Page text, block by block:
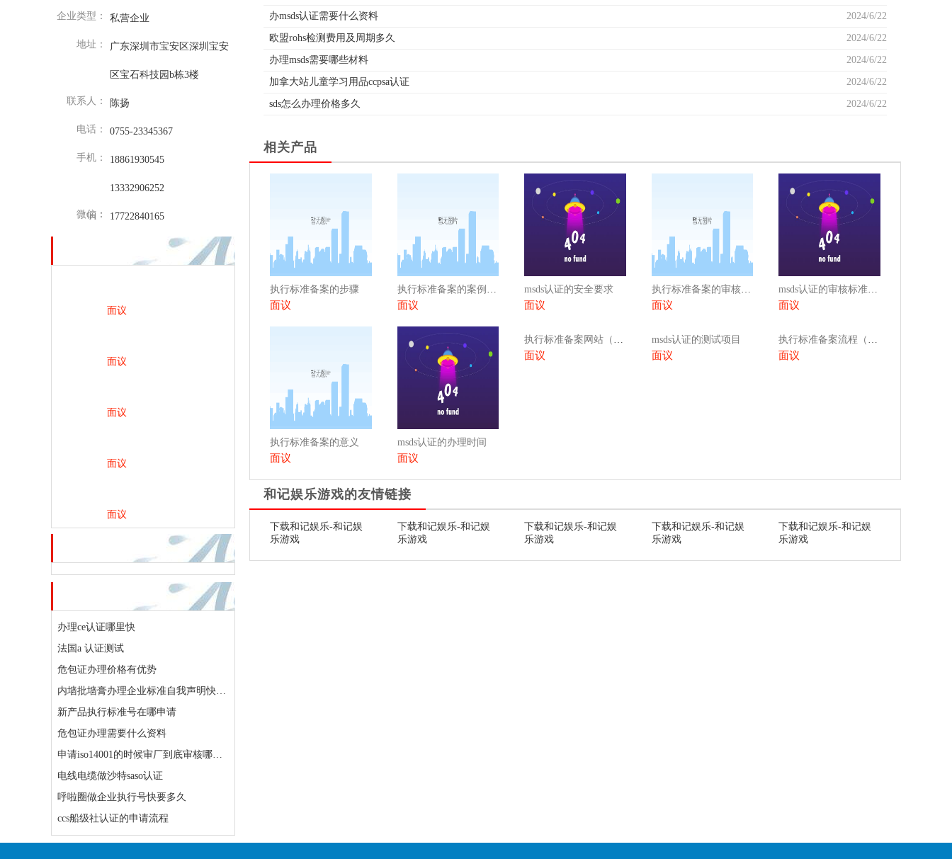
办msds认证需要什么资料 2024/6/22
欧盟rohs检测费用及周期多久 2024/6/22
办理msds需要哪些材料 2024/6/22
加拿大站儿童学习用品ccpsa认证 2024/6/22
sds怎么办理价格多久 2024/6/22
相关产品
执行标准备案的步骤
面议
执行标准备案的案例分析
面议
msds认证的安全要求
面议
执行标准备案的审核流程
面议
msds认证的审核标准和要求
面议
执行标准备案的意义
面议
msds认证的办理时间
面议
执行标准备案网站（执行标准备案网站）
面议
msds认证的测试项目
面议
执行标准备案流程（执行标准备案流程图）
面议
和记娱乐游戏的友情链接
下载和记娱乐-和记娱
乐游戏
下载和记娱乐-和记娱
乐游戏
下载和记娱乐-和记娱
乐游戏
下载和记娱乐-和记娱
乐游戏
下载和记娱乐-和记娱
乐游戏
企业类型： 私营企业
地址： 广东深圳市宝安区深圳宝安
区宝石科技园b栋3楼
联系人： 陈扬
电话： 0755-23345367
手机： 18861930545
13332906252
qq：
微信： 17722840165
面议
面议
面议
面议
面议
办理ce认证哪里快
法国a 认证测试
危包证办理价格有优势
内墙批墙膏办理企业标准自我声明快多长时间可以办下来
新产品执行标准号在哪申请
危包证办理需要什么资料
申请iso14001的时候审厂到底审核哪些内容
电线电缆做沙特saso认证
呼啦圈做企业执行号快要多久
ccs船级社认证的申请流程